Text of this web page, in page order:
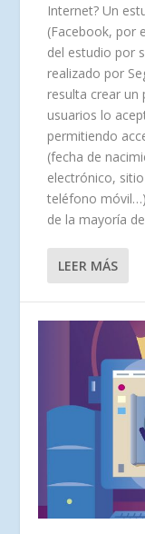
Internet? Un
(Facebook, por
del estudio por
realizado por
resulta crear un
usuarios lo
permitiendo
(fecha de
electrónico,
teléfono
de la mayoría
LEER MÁS